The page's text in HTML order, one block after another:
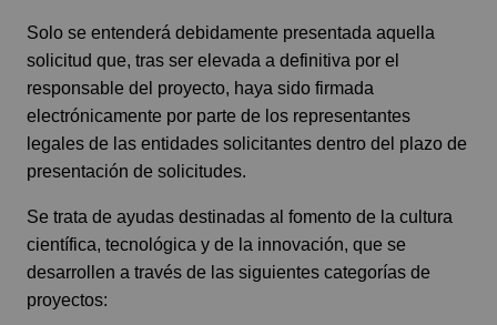
Solo se entenderá debidamente presentada aquella
solicitud que, tras ser elevada a definitiva por el
responsable del proyecto, haya sido firmada
electrónicamente por parte de los representantes
legales de las entidades solicitantes dentro del plazo de
presentación de solicitudes.
Se trata de ayudas destinadas al fomento de la cultura
científica, tecnológica y de la innovación, que se
desarrollen a través de las siguientes categorías de
proyectos: